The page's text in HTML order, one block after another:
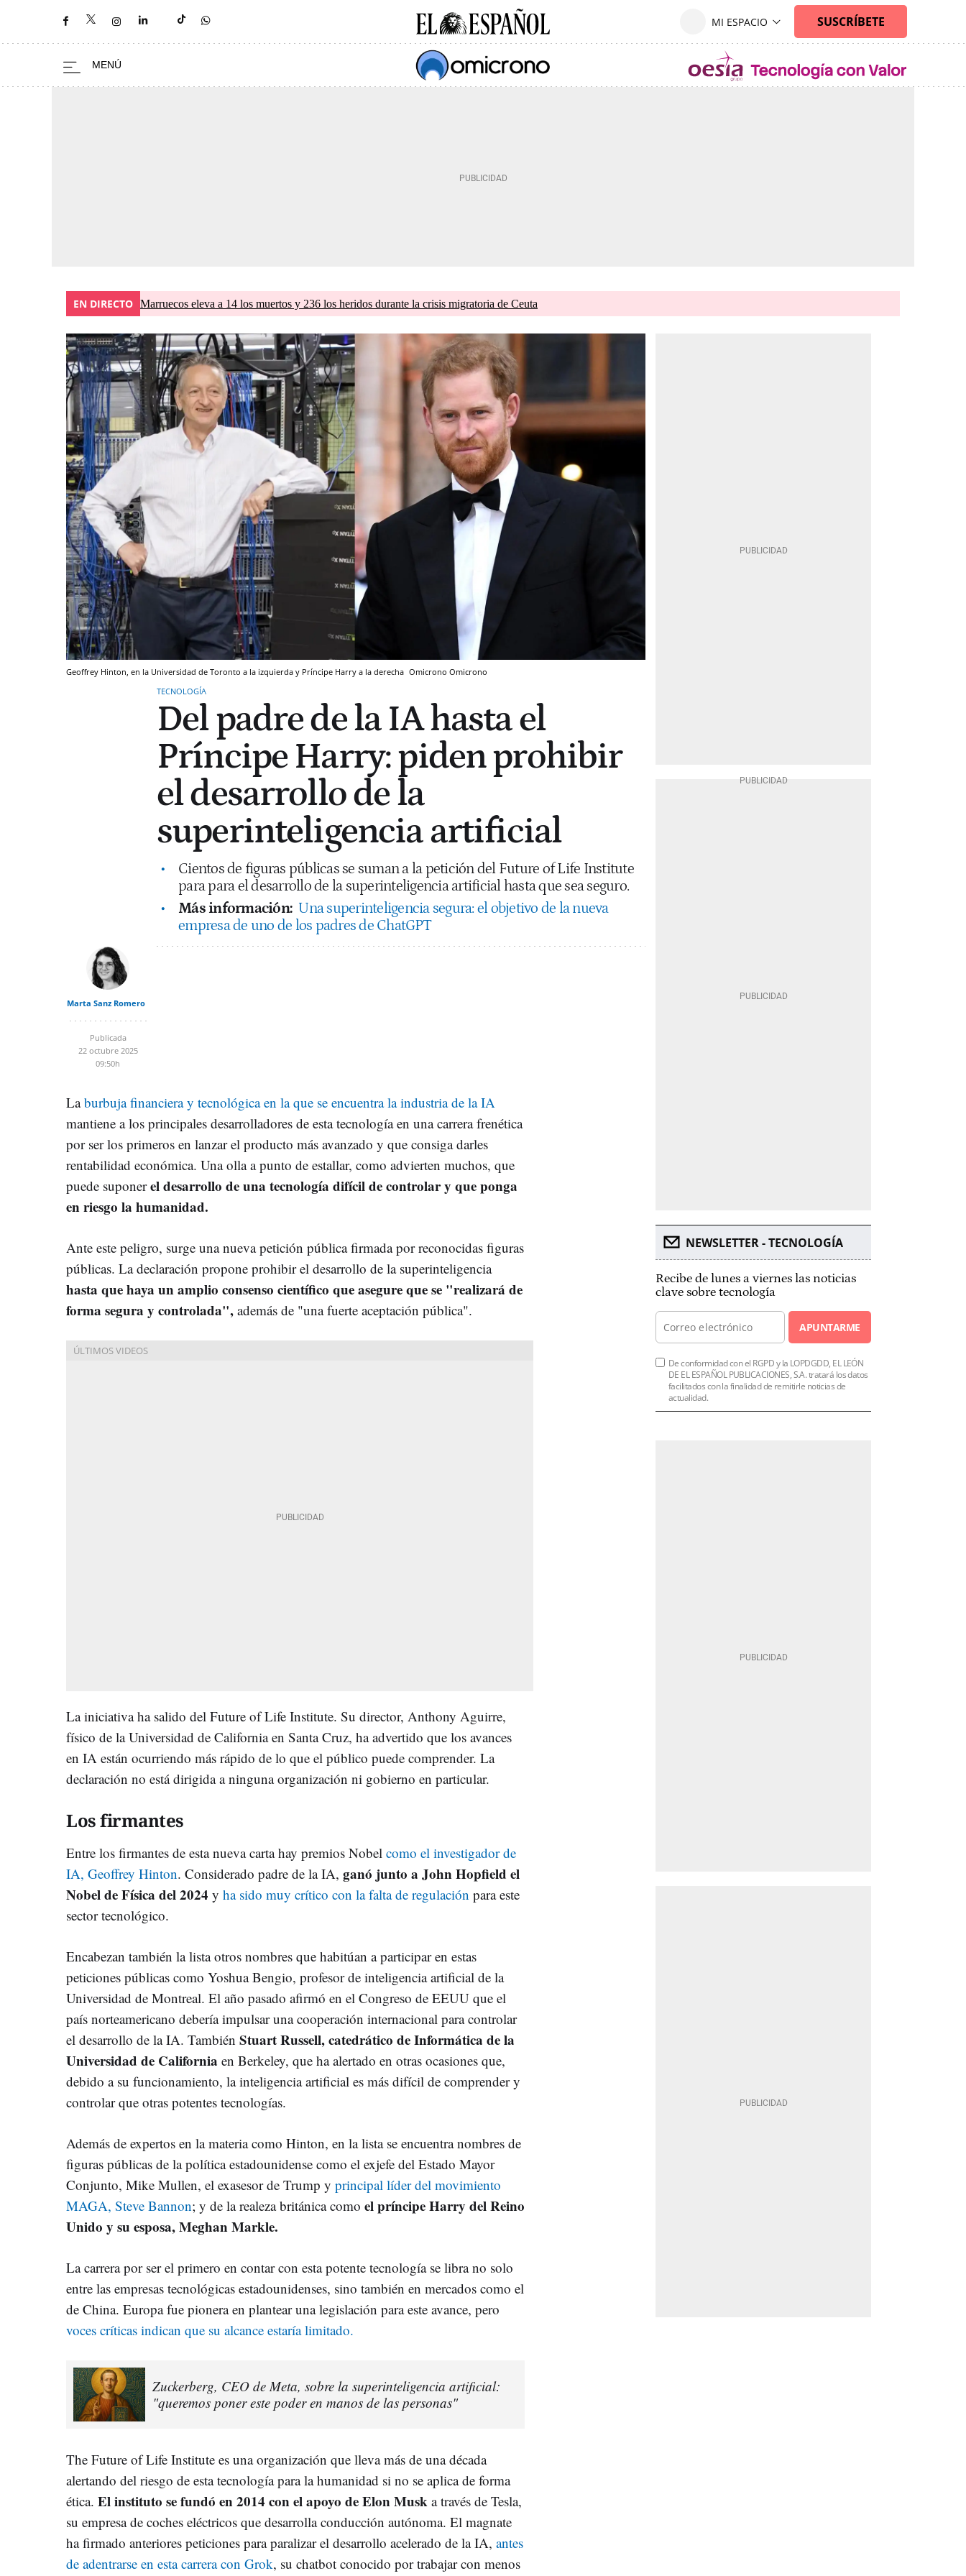
EN DIRECTO Marruecos eleva a 14 los muertos y 236 los heridos durante la crisis migratoria de Ceuta
Geoffrey Hinton, en la Universidad de Toronto a la izquierda y Príncipe Harry a la derecha Omicrono Omicrono
TECNOLOGÍA
Del padre de la IA hasta el
Príncipe Harry: piden prohibir
el desarrollo de la
superinteligencia artificial
Cientos de figuras públicas se suman a la petición del Future of Life Institute
para para el desarrollo de la superinteligencia artificial hasta que sea seguro.
Más información: Una superinteligencia segura: el objetivo de la nueva
empresa de uno de los padres de ChatGPT
Marta Sanz Romero
Publicada
22 octubre 2025
09:50h
Laburbuja financiera y tecnológica en la que se encuentra la industria de la IA
mantiene a los principales desarrolladores de esta tecnología en una carrera frenética
por ser los primeros en lanzar el producto más avanzado y que consiga darles
rentabilidad económica. Una olla a punto de estallar, como advierten muchos, que
puede suponerel desarrollo de una tecnología difícil de controlar y que ponga
en riesgo la humanidad.
Ante este peligro, surge una nueva petición pública firmada por reconocidas figuras
públicas. La declaración propone prohibir el desarrollo de la superinteligencia
hasta que haya un amplio consenso científico que asegure que se "realizará de
forma segura y controlada", además de "una fuerte aceptación pública".
La iniciativa ha salido del Future of Life Institute. Su director, Anthony Aguirre,
físico de la Universidad de California en Santa Cruz, ha advertido que los avances
en IA están ocurriendo más rápido de lo que el público puede comprender. La
declaración no está dirigida a ninguna organización ni gobierno en particular.
Los firmantes
Entre los firmantes de esta nueva carta hay premios Nobel como el investigador de
IA, Geoffrey Hinton. Considerado padre de la IA, ganó junto a John Hopfield el
Nobel de Física del 2024 y ha sido muy crítico con la falta de regulación para este
sector tecnológico.
Encabezan también la lista otros nombres que habitúan a participar en estas
peticiones públicas como Yoshua Bengio, profesor de inteligencia artificial de la
Universidad de Montreal. El año pasado afirmó en el Congreso de EEUU que el
país norteamericano debería impulsar una cooperación internacional para controlar
el desarrollo de la IA. También Stuart Russell, catedrático de Informática de la
Universidad de California en Berkeley, que ha alertado en otras ocasiones que,
debido a su funcionamiento, la inteligencia artificial es más difícil de comprender y
controlar que otras potentes tecnologías.
Además de expertos en la materia como Hinton, en la lista se encuentra nombres de
figuras públicas de la política estadounidense como el exjefe del Estado Mayor
Conjunto, Mike Mullen, el exasesor de Trump y principal líder del movimiento
MAGA, Steve Bannon; y de la realeza británica como el príncipe Harry del Reino
Unido y su esposa, Meghan Markle.
La carrera por ser el primero en contar con esta potente tecnología se libra no solo
entre las empresas tecnológicas estadounidenses, sino también en mercados como el
de China. Europa fue pionera en plantear una legislación para este avance, pero
voces críticas indican que su alcance estaría limitado.
Zuckerberg, CEO de Meta, sobre la superinteligencia artificial:
"queremos poner este poder en manos de las personas"
The Future of Life Institute es una organización que lleva más de una década
alertando del riesgo de esta tecnología para la humanidad si no se aplica de forma
ética. El instituto se fundó en 2014 con el apoyo de Elon Musk a través de Tesla,
su empresa de coches eléctricos que desarrolla conducción autónoma. El magnate
ha firmado anteriores peticiones para paralizar el desarrollo acelerado de la IA, antes
de adentrarse en esta carrera con Grok, su chatbot conocido por trabajar con menos
NEWSLETTER - TECNOLOGÍA
Recibe de lunes a viernes las noticias
clave sobre tecnología
APUNTARME
De conformidad con el RGPD y la LOPDGDD, EL LEÓN
DE EL ESPAÑOL PUBLICACIONES, S.A. tratará los datos
facilitados con la finalidad de remitirle noticias de
actualidad.